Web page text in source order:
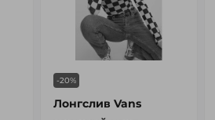
-20%
Лонгслив Vans